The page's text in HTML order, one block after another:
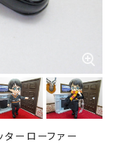
ー ローファー